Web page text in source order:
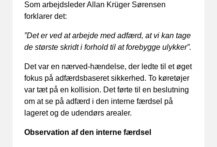
Som arbejdsleder Allan Krüger Sørensen
forklarer det:
”Det er ved at arbejde med adfærd, at vi kan tage
de største skridt i forhold til at forebygge ulykker”.
Det var en nærved-hændelse, der ledte til et øget
fokus på adfærdsbaseret sikkerhed. To køretøjer
var tæt på en kollision. Det førte til en beslutning
om at se på adfærd i den interne færdsel på
lageret og de udendørs arealer.
Observation af den interne færdsel